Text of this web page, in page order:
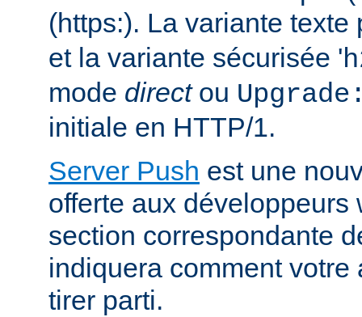
(https:). La variante texte
et la variante sécurisée '
mode directou
initiale en HTTP/1.
Server Push est une
offerte aux développeurs
section correspondante
indiquera comment
tirer parti.